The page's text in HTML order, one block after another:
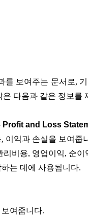
를 보여주는 문서로,
다음과 같은 정보를
Profit and Loss
이익과 손실을 보여줍
비용, 영업이익, 순이
는 데에 사용됩니다.
여줍니다.